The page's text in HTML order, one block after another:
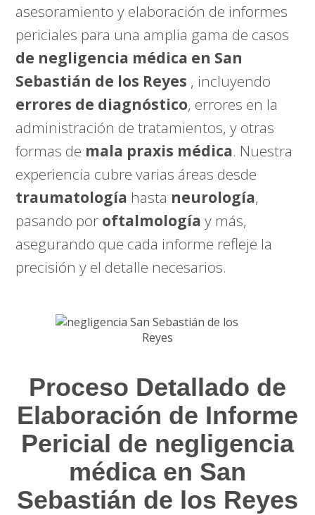
asesoramiento y elaboración de informes
periciales para una amplia gama de casos
de negligencia médica en San
Sebastián de los Reyes , incluyendo
errores de diagnóstico, errores en la
administración de tratamientos, y otras
formas de mala praxis médica. Nuestra
experiencia cubre varias áreas desde
traumatología hasta neurología,
pasando por oftalmología y más,
asegurando que cada informe refleje la
precisión y el detalle necesarios.
Proceso Detallado de
Elaboración de Informe
Pericial de negligencia
médica en San
Sebastián de los Reyes